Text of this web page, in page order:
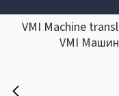
VMI Machine
VMI